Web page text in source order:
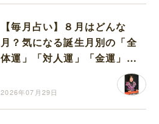
【毎月占い】８月はどんな
月？気になる誕生月別の「全
体運」「対人運」「金運」
「ラッキーアイテム」につい
てお教えします
2026年07月29日